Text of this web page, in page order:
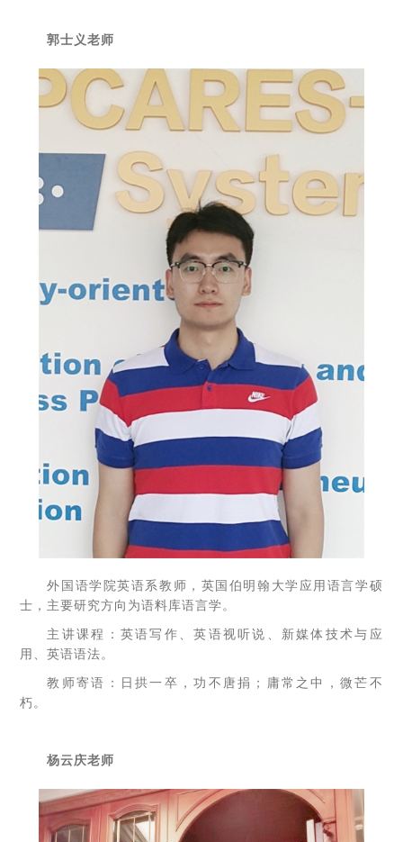
郭士义老师
外国语学院英语系教师，英国伯明翰大学应用语言学硕
士，主要研究方向为语料库语言学。
主讲课程：英语写作、英语视听说、新媒体技术与应
用、英语语法。
教师寄语：日拱一卒，功不唐捐；庸常之中，微芒不
朽。
杨云庆老师